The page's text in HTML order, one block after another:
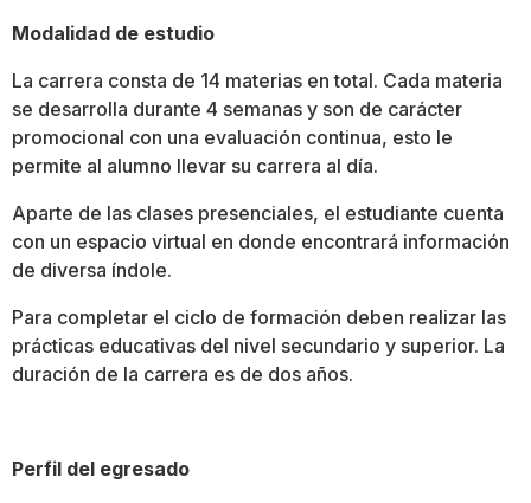
Modalidad de estudio
La carrera consta de 14 materias en total. Cada materia
se desarrolla durante 4 semanas y son de carácter
promocional con una evaluación continua, esto le
permite al alumno llevar su carrera al día.
Aparte de las clases presenciales, el estudiante cuenta
con un espacio virtual en donde encontrará información
de diversa índole.
Para completar el ciclo de formación deben realizar las
prácticas educativas del nivel secundario y superior. La
duración de la carrera es de dos años.
Perfil del egresado